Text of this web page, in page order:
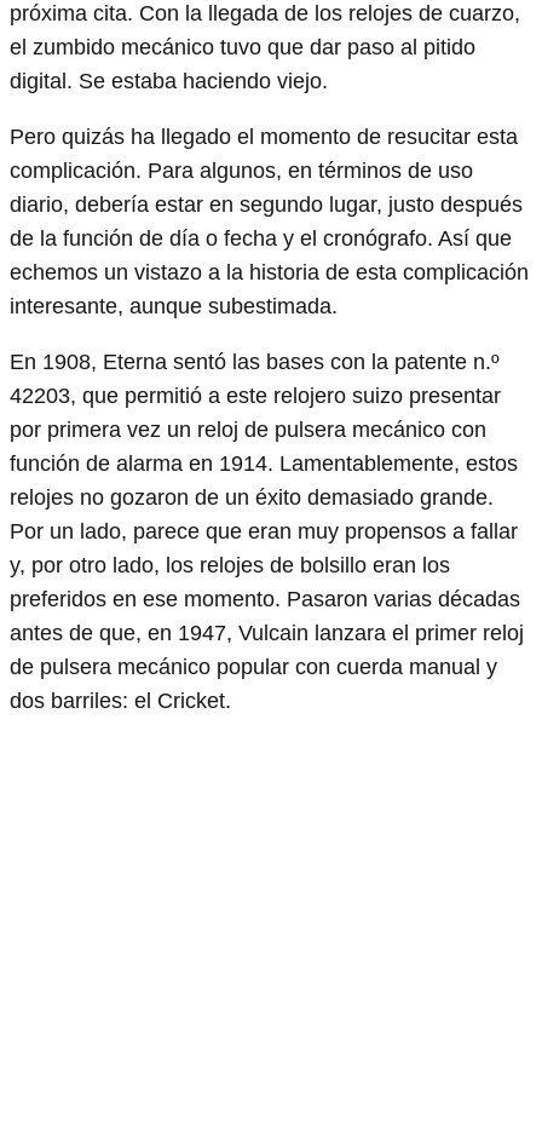
próxima cita. Con la llegada de los relojes de cuarzo,
el zumbido mecánico tuvo que dar paso al pitido
digital. Se estaba haciendo viejo.
Pero quizás ha llegado el momento de resucitar esta
complicación. Para algunos, en términos de uso
diario, debería estar en segundo lugar, justo después
de la función de día o fecha y el cronógrafo. Así que
echemos un vistazo a la historia de esta complicación
interesante, aunque subestimada.
En 1908, Eterna sentó las bases con la patente n.º
42203, que permitió a este relojero suizo presentar
por primera vez un reloj de pulsera mecánico con
función de alarma en 1914. Lamentablemente, estos
relojes no gozaron de un éxito demasiado grande.
Por un lado, parece que eran muy propensos a fallar
y, por otro lado, los relojes de bolsillo eran los
preferidos en ese momento. Pasaron varias décadas
antes de que, en 1947, Vulcain lanzara el primer reloj
de pulsera mecánico popular con cuerda manual y
dos barriles: el Cricket.